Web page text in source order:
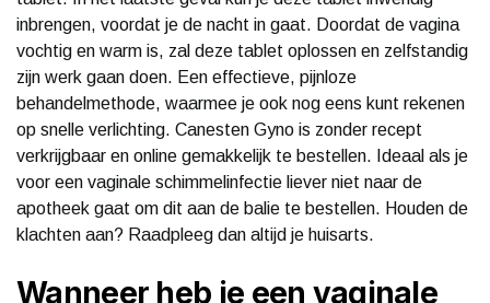
inbrengen, voordat je de nacht in gaat. Doordat de vagina
vochtig en warm is, zal deze tablet oplossen en zelfstandig
zijn werk gaan doen. Een effectieve, pijnloze
behandelmethode, waarmee je ook nog eens kunt rekenen
op snelle verlichting. Canesten Gyno is zonder recept
verkrijgbaar en online gemakkelijk te bestellen. Ideaal als je
voor een vaginale schimmelinfectie liever niet naar de
apotheek gaat om dit aan de balie te bestellen. Houden de
klachten aan? Raadpleeg dan altijd je huisarts.
Wanneer heb je een vaginale